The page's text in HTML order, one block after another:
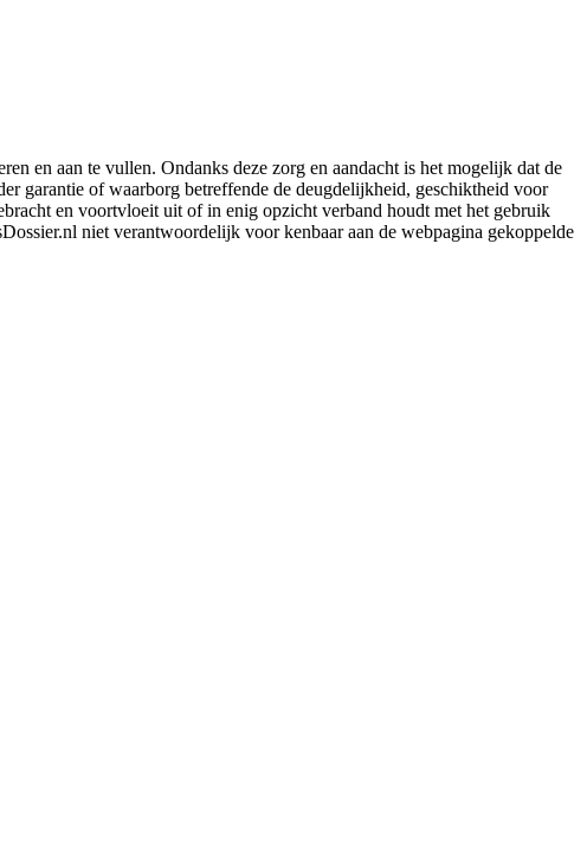
en aan te vullen. Ondanks deze zorg en aandacht is het mogelijk dat de
garantie of waarborg betreffende de deugdelijkheid, geschiktheid voor
en voortvloeit uit of in enig opzicht verband houdt met het gebruik
niet verantwoordelijk voor kenbaar aan de webpagina gekoppelde